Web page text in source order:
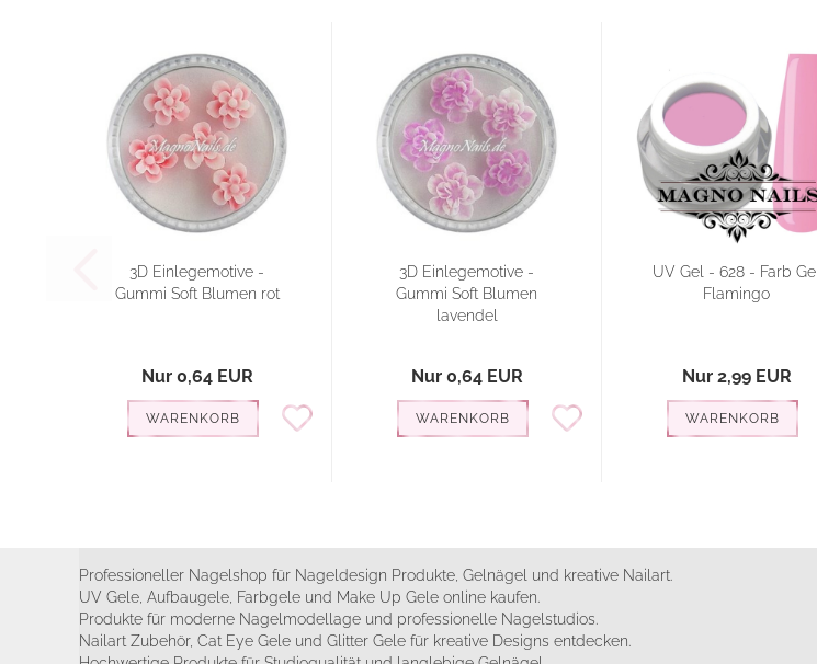
3D Einlegemotive -
Gummi Soft Blumen rot
Nur 0,64 EUR
WARENKORB
3D Einlegemotive -
Gummi Soft Blumen
lavendel
Nur 0,64 EUR
WARENKORB
UV Gel - 628 - Farb Gel
Flamingo
Nur 2,99 EUR
WARENKORB
Professioneller Nagelshop für Nageldesign Produkte, Gelnägel und kreative Nailart.
UV Gele, Aufbaugele, Farbgele und Make Up Gele online kaufen.
Produkte für moderne Nagelmodellage und professionelle Nagelstudios.
Nailart Zubehör, Cat Eye Gele und Glitter Gele für kreative Designs entdecken.